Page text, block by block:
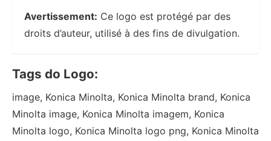
Avertissement: Ce logo est protégé par des
droits d’auteur, utilisé à des fins de divulgation.
Tags do Logo:
image, Konica Minolta, Konica Minolta brand, Konica
Minolta image, Konica Minolta imagem, Konica
Minolta logo, Konica Minolta logo png, Konica Minolta